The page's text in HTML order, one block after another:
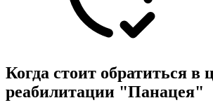
Когда стоит обратиться в
реабилитации "Панацея"